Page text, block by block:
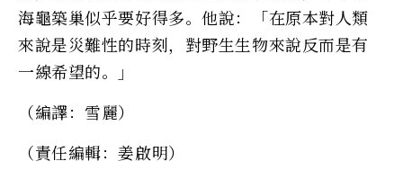
海龜築巢似乎要好得多。他說：「在原本對人類
來說是災難性的時刻，對野生生物來說反而是有
一線希望的。」
（編譯：雪麗）
（責任編輯：姜啟明）